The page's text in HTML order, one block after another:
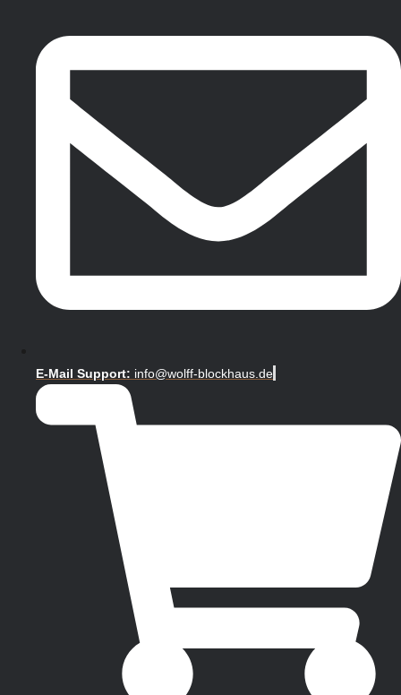
E-Mail Support: info@wolff-blockhaus.de